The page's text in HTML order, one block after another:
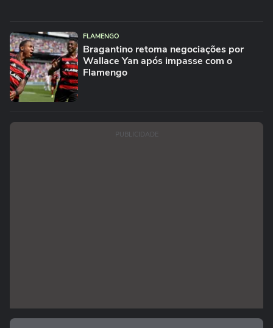
FLAMENGO
Bragantino retoma negociações por
Wallace Yan após impasse com o
Flamengo
PUBLICIDADE